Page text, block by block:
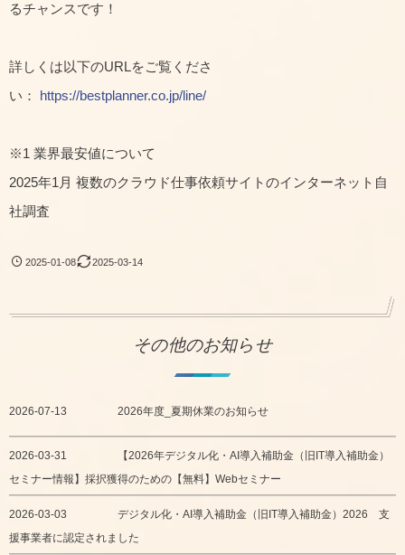
るチャンスです！
詳しくは以下のURLをご覧くださ
い： https://bestplanner.co.jp/line/
※1 業界最安値について
2025年1月 複数のクラウド仕事依頼サイトのインターネット自
社調査
2025-01-08 2025-03-14
その他のお知らせ
2026-07-13 2026年度_夏期休業のお知らせ
2026-03-31
【2026年デジタル化・AI導入補助金（旧IT導入補助金）
セミナー情報】採択獲得のための【無料】Webセミナー
2026-03-03
デジタル化・AI導入補助金（旧IT導入補助金）2026 支
援事業者に認定されました